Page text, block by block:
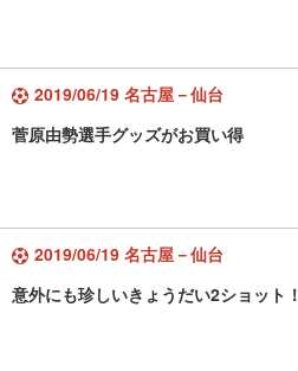
2019/06/19 名古屋－仙台
菅原由勢選手グッズがお買い得
2019/06/19 名古屋－仙台
意外にも珍しいきょうだい2ショット！